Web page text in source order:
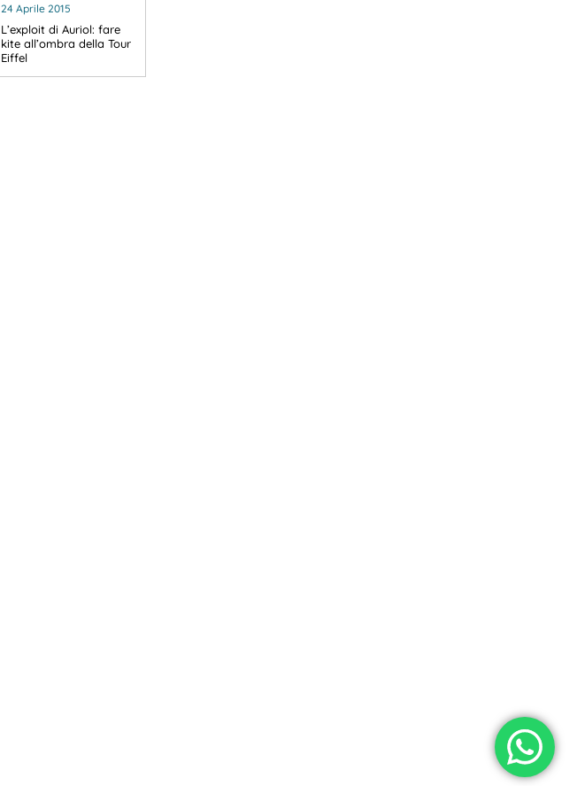
24 Aprile 2015
L’exploit di Auriol: fare
kite all’ombra della Tour
Eiffel